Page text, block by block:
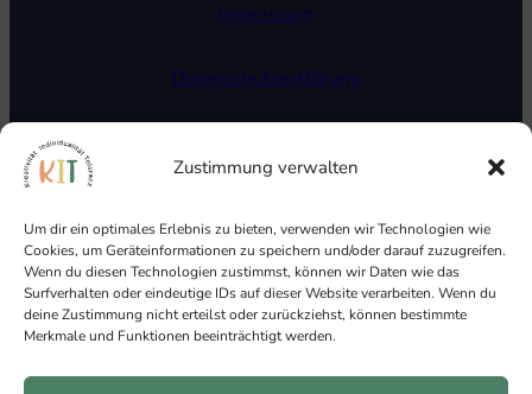
Zustimmung verwalten
Um dir ein optimales Erlebnis zu bieten, verwenden wir Technologien wie
Cookies, um Geräteinformationen zu speichern und/oder darauf zuzugreifen.
Wenn du diesen Technologien zustimmst, können wir Daten wie das
Surfverhalten oder eindeutige IDs auf dieser Website verarbeiten. Wenn du
deine Zustimmung nicht erteilst oder zurückziehst, können bestimmte
Merkmale und Funktionen beeinträchtigt werden.
Impressum
Datenschutzerklärung